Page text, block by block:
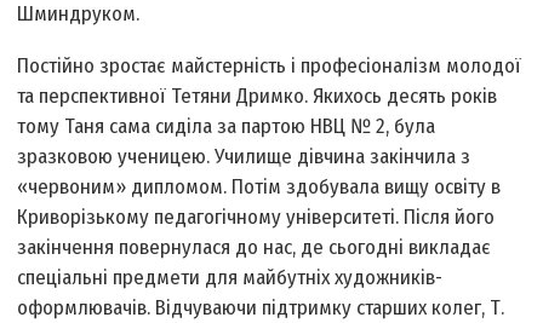
Шминдруком.
Постійно зростає майстерність і професіоналізм молодої
та перспективної Тетяни Дримко. Якихось десять років
тому Таня сама сиділа за партою НВЦ № 2, була
зразковою ученицею. Училище дівчина закінчила з
«червоним» дипломом. Потім здобувала вищу освіту в
Криворізькому педагогічному університеті. Після його
закінчення повернулася до нас, де сьогодні викладає
спеціальні предмети для майбутніх художників-
оформлювачів. Відчуваючи підтримку старших колег, Т.